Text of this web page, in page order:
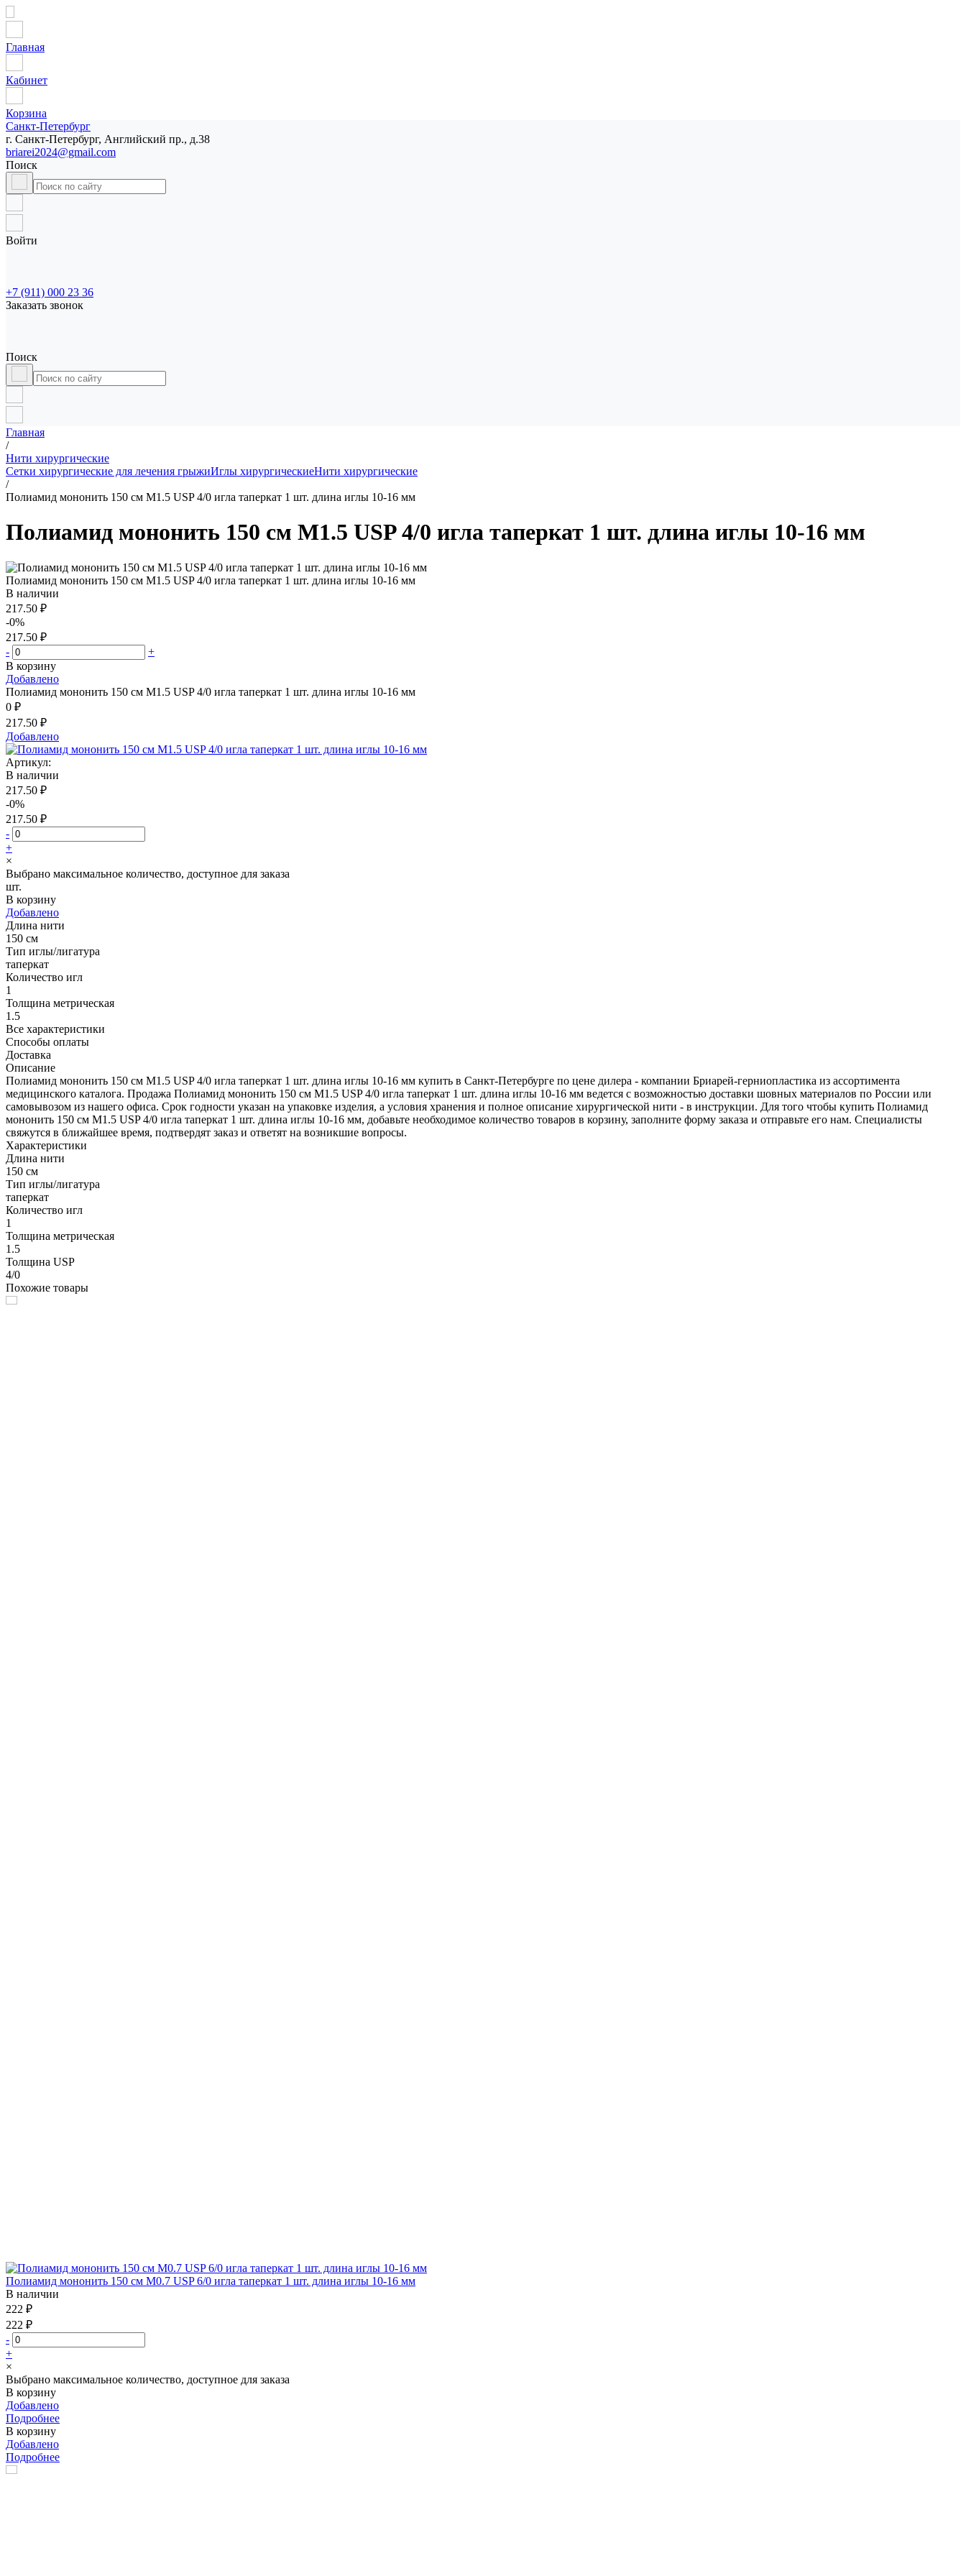
Главная
Кабинет
Корзина
Санкт-Петербург
г. Санкт-Петербург, Английский пр., д.38
briarei2024@gmail.com
Поиск
Войти
+7 (911) 000 23 36
Заказать звонок
Поиск
Главная
/
Нити хирургические
Сетки хирургические для лечения грыжиИглы хирургическиеНити хирургические
/
Полиамид мононить 150 см М1.5 USP 4/0 игла таперкат 1 шт. длина иглы 10-16 мм
Полиамид мононить 150 см М1.5 USP 4/0 игла таперкат 1 шт. длина иглы 10-16 мм
Полиамид мононить 150 см М1.5 USP 4/0 игла таперкат 1 шт. длина иглы 10-16 мм
В наличии
217.50 ₽
-0%
217.50 ₽
-
+
В корзину
Добавлено
Полиамид мононить 150 см М1.5 USP 4/0 игла таперкат 1 шт. длина иглы 10-16 мм
0 ₽
217.50 ₽
Добавлено
Артикул:
В наличии
217.50 ₽
-0%
217.50 ₽
-
+
×
Выбрано максимальное количество, доступное для заказа
шт.
В корзину
Добавлено
Длина нити
150 см
Тип иглы/лигатура
таперкат
Количество игл
1
Толщина метрическая
1.5
Все характеристики
Способы оплаты
Доставка
Описание
Полиамид мононить 150 см М1.5 USP 4/0 игла таперкат 1 шт. длина иглы 10-16 мм купить в Санкт-Петербурге по цене дилера - компании Бриарей-герниопластика из ассортимента
медицинского каталога. Продажа Полиамид мононить 150 см М1.5 USP 4/0 игла таперкат 1 шт. длина иглы 10-16 мм ведется с возможностью доставки шовных материалов по России или
самовывозом из нашего офиса. Срок годности указан на упаковке изделия, а условия хранения и полное описание хирургической нити - в инструкции. Для того чтобы купить Полиамид
мононить 150 см М1.5 USP 4/0 игла таперкат 1 шт. длина иглы 10-16 мм, добавьте необходимое количество товаров в корзину, заполните форму заказа и отправьте его нам. Специалисты
свяжутся в ближайшее время, подтвердят заказ и ответят на возникшие вопросы.
Характеристики
Длина нити
150 см
Тип иглы/лигатура
таперкат
Количество игл
1
Толщина метрическая
1.5
Толщина USP
4/0
Похожие товары
Полиамид мононить 150 см М0.7 USP 6/0 игла таперкат 1 шт. длина иглы 10-16 мм
В наличии
222 ₽
222 ₽
-
+
×
Выбрано максимальное количество, доступное для заказа
В корзину
Добавлено
Подробнее
В корзину
Добавлено
Подробнее